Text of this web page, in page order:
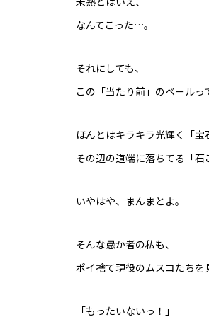
なんてこった…。
それにしても、
この「当たり前」のベールっ
ほんとはキラキラ光輝く「宝
その辺の道端に落ちてる「石
いやはや、まんまとよ。
そんな愚か者の私も、
ポイ捨て現役のムスコたちを
「もったいないっ！」